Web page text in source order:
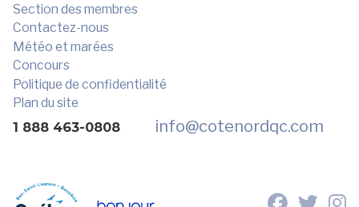
Section des membres
Contactez-nous
Météo et marées
Concours
Politique de confidentialité
Plan du site
1 888 463-0808 info@cotenordqc.com